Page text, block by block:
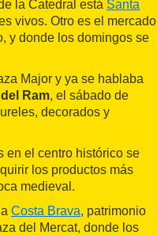
la Catedral está Santa
vivos. Otro es el mercado
y donde los domingos se
Major y ya se hablaba
Ram, el sábado de
decorados y
en el centro histórico se
los productos más
medieval.
Costa Brava, patrimonio
del Mercat, donde los